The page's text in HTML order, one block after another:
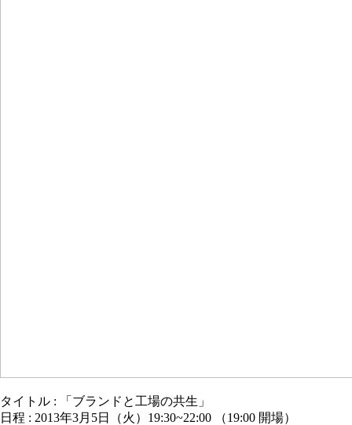
タイトル : 「ブランドと工場の共生」
日程 : 2013年3月5日（火）19:30~22:00 （19:00 開場）